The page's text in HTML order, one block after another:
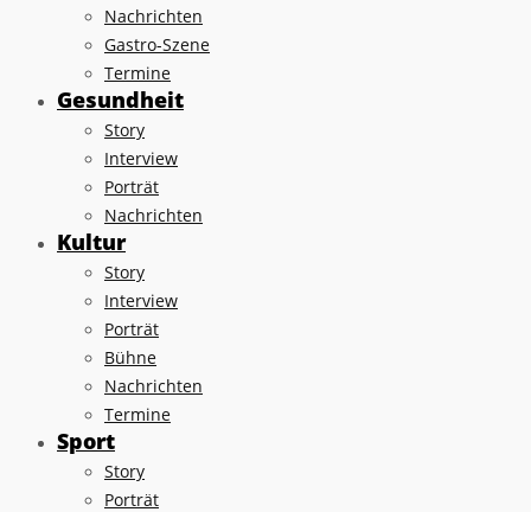
Nachrichten
Gastro-Szene
Termine
Gesundheit
Story
Interview
Porträt
Nachrichten
Kultur
Story
Interview
Porträt
Bühne
Nachrichten
Termine
Sport
Story
Porträt